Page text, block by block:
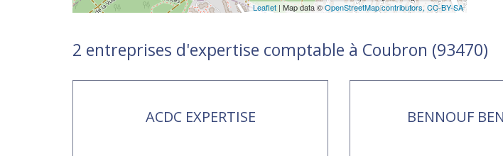
Leaflet | Map data ©OpenStreetMap contributors, CC-BY-SA
2 entreprises d'expertise comptable à Coubron (93470)
ACDC EXPERTISE BENNOUF